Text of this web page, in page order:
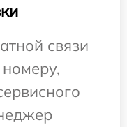
связи